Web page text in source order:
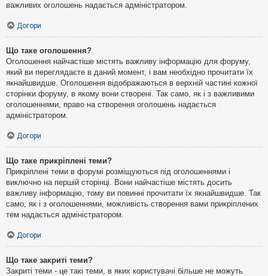
важливих оголошень надається адміністратором.
Догори
Що таке оголошення?
Оголошення найчастіше містять важливу інформацію для форуму,
який ви переглядаєте в даний момент, і вам необхідно прочитати їх
якнайшвидше. Оголошення відображаються в верхній частині кожної
сторінки форуму, в якому вони створені. Так само, як і з важливими
оголошеннями, право на створення оголошень надається
адміністратором.
Догори
Що таке прикріплені теми?
Прикріплені теми в форумі розміщуються під оголошеннями і
виключно на першій сторінці. Вони найчастіше містять досить
важливу інформацію, тому ви повинні прочитати їх якнайшвидше. Так
само, як і з оголошеннями, можливість створення вами прикріплених
тем надається адміністратором.
Догори
Що таке закриті теми?
Закриті теми - це такі теми, в яких користувачі більше не можуть